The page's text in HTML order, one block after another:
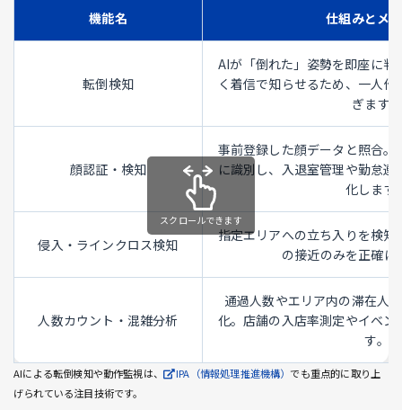
機能名 仕組みとメ
転倒検知
AIが「倒れた」姿勢を即座に判
く着信で知らせるため、一人
ぎます。
顔認証・検知
事前登録した顔データと照合
に識別し、入退室管理や勤怠
化します
侵入・ラインクロス検知
指定エリアへの立ち入りを検
の接近のみを正確に
人数カウント・混雑分析
通過人数やエリア内の滞在人
化。店舗の入店率測定やイベ
す。
AIによる転倒検知や動作監視は、 IPA（情報処理推進機構） でも重点的に取り上
げられている注目技術です。